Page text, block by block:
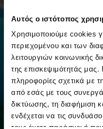
Αυτός ο ιστότοπος
Χρησιμοποιούμε cookies
περιεχομένου και των
λειτουργιών κοινωνικής
της επισκεψιμότητάς
πληροφορίες σχετικά με
από εσάς με τους
δικτύωσης, τη διαφήμιση
ενδέχεται να τις